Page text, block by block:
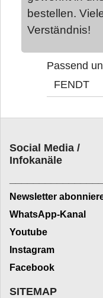
bestellen.
Verständnis!
Passend
FENDT
Social Media /
Infokanäle
Newsletter
WhatsApp-Kanal
Youtube
Instagram
Facebook
SITEMAP